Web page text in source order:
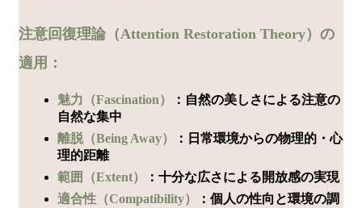
注意回復理論（Attention Restoration Theory）の
適用：
魅力（Fascination）
：自然の美しさによる注意の
自然な集中
離脱（Being Away）
：日常環境からの物理的・心
理的距離
範囲（Extent）
：十分な広さによる開放感の実現
適合性（Compatibility）
：個人の性向と環境の調